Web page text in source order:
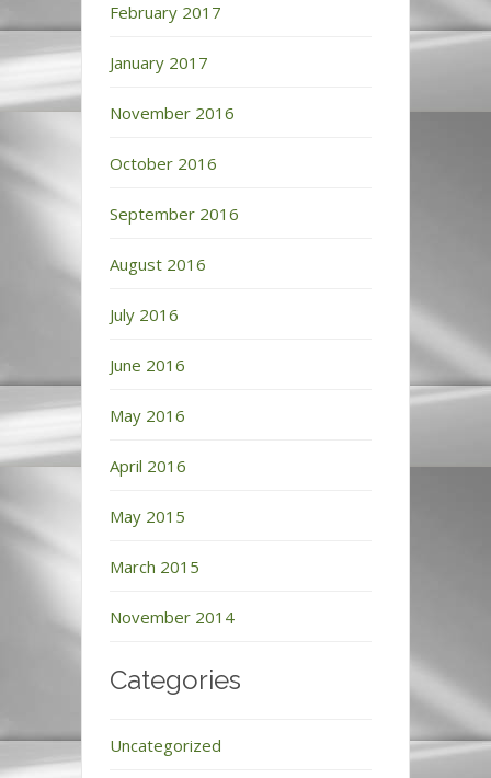
February 2017
January 2017
November 2016
October 2016
September 2016
August 2016
July 2016
June 2016
May 2016
April 2016
May 2015
March 2015
November 2014
Categories
Uncategorized